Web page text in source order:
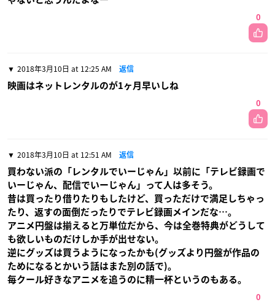
0
2018年3月10日 at 12:25 AM 返信
映画はネットレンタルのが1ヶ月早いしね
0
2018年3月10日 at 12:51 AM 返信
買わない派の「レンタルでいーじゃん」以前に「テレビ録画で
いーじゃん、配信でいーじゃん」って人は多そう。
昔は買ったり借りたりもしたけど、買っただけで満足しちゃっ
たり、返すの面倒だったりでテレビ録画メインだな…。
アニメ円盤は揃えると万単位だから、今は全巻特典がどうして
も欲しいものだけしか手が出せない。
逆にグッズは買うようになったかも(グッズより円盤が作品の
ためになるとかいう話はまた別の話で)。
毎クール好きなアニメを追うのに精一杯というのもある。
0